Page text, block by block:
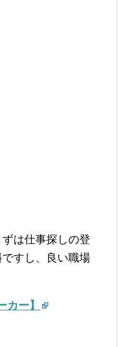
は仕事探しの登
すし、良い職場
ー】